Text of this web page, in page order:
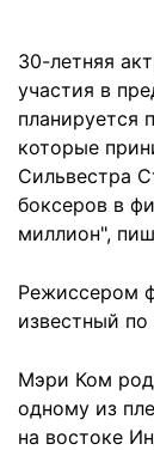
30-летняя
участия в
планируется
которые
Сильвестра
боксеров в
миллион",
Режиссером
известный
Мэри Ком
одному из
на востоке